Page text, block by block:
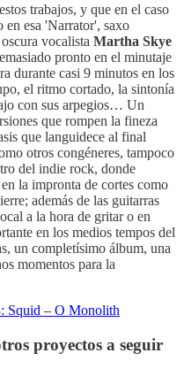
trabajos, y que en el caso
esa 'Narrator', saxo
vocalista Martha Skye
pronto en el minutaje
durante casi 9 minutos en los
el ritmo cortado, la sintonía
con sus arpegios… Un
que rompen la fineza
que languidece al final
otros congéneres, tampoco
del indie rock, donde
en la impronta de cortes como
además de las guitarras
a la hora de gritar o en
en los medios tempos del
un completísimo álbum, una
momentos para la
Squid – O Monolith
proyectos a seguir